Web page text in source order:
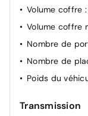
Volume coffre
Volume coffre
Nombre de
Nombre de
Poids du
Transmission